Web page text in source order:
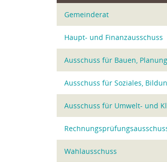
Gemeinderat
Haupt- und Finanzausschuss
Ausschuss für Bauen,
Ausschuss für Soziales,
Ausschuss für Umwelt- und
Wahlausschuss